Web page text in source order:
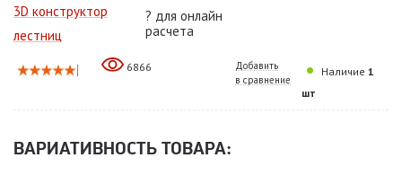
3D конструктор
лестниц
? для онлайн
расчета
6866
Добавить
в сравнение
Наличие 1
шт
ВАРИАТИВНОСТЬ ТОВАРА: